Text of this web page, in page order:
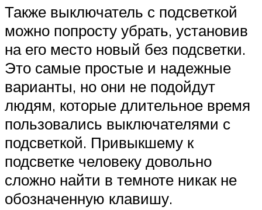
Также выключатель с подсветкой
можно попросту убрать, установив
на его место новый без подсветки.
Это самые простые и надежные
варианты, но они не подойдут
людям, которые длительное время
пользовались выключателями с
подсветкой. Привыкшему к
подсветке человеку довольно
сложно найти в темноте никак не
обозначенную клавишу.